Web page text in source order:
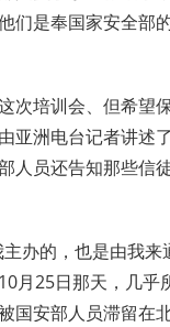
们是奉国家安全部
次培训会、但希望
亚洲电台记者讲述
人员还告知那些信
办的，也是由我
月25日那天，几乎
国安部人员滞留在